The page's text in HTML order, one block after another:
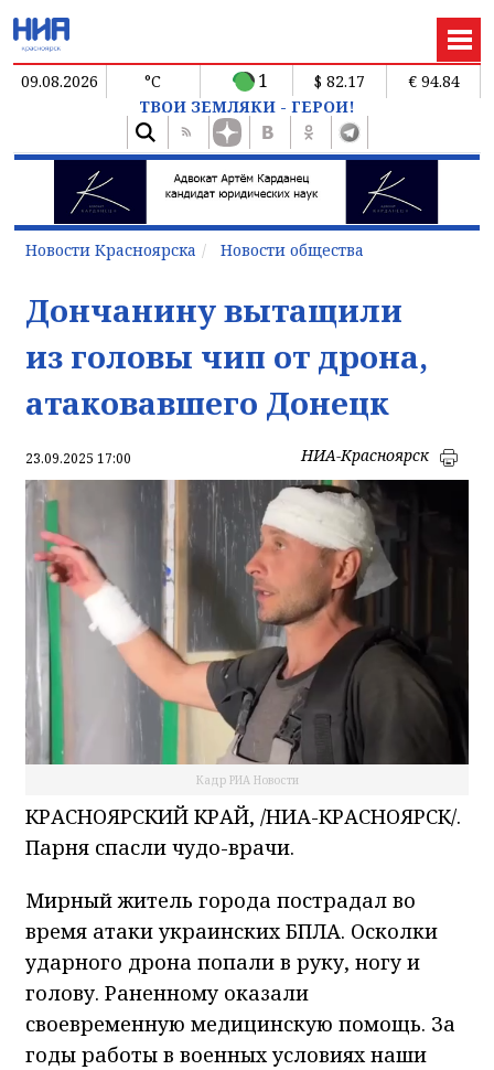
09.08.2026 °C 1 $ 82.17
€ 94.84
ТВОИ ЗЕМЛЯКИ - ГЕРОИ!
Новости Красноярска Новости общества
Дончанину вытащили
из головы чип от дрона,
атаковавшего Донецк
23.09.2025 17:00 НИА-Красноярск
Кадр РИА Новости
КРАСНОЯРСКИЙ КРАЙ, /НИА-КРАСНОЯРСК/.
Парня спасли чудо-врачи.
Мирный житель города пострадал во
время атаки украинских БПЛА. Осколки
ударного дрона попали в руку, ногу и
голову. Раненному оказали
своевременную медицинскую помощь. За
годы работы в военных условиях наши